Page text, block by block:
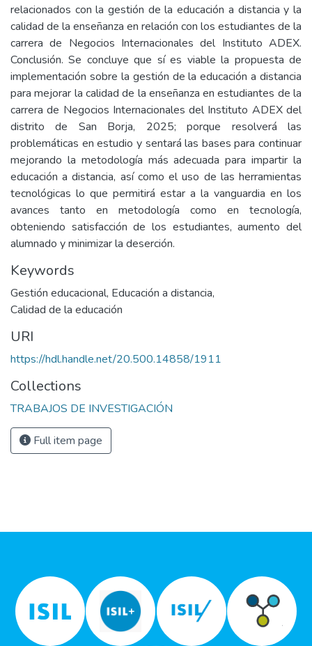
relacionados con la gestión de la educación a distancia y la
calidad de la enseñanza en relación con los estudiantes de la
carrera de Negocios Internacionales del Instituto ADEX.
Conclusión. Se concluye que sí es viable la propuesta de
implementación sobre la gestión de la educación a distancia
para mejorar la calidad de la enseñanza en estudiantes de la
carrera de Negocios Internacionales del Instituto ADEX del
distrito de San Borja, 2025; porque resolverá las
problemáticas en estudio y sentará las bases para continuar
mejorando la metodología más adecuada para impartir la
educación a distancia, así como el uso de las herramientas
tecnológicas lo que permitirá estar a la vanguardia en los
avances tanto en metodología como en tecnología,
obteniendo satisfacción de los estudiantes, aumento del
alumnado y minimizar la deserción.
Keywords
Gestión educacional, Educación a distancia,
Calidad de la educación
URI
https://hdl.handle.net/20.500.14858/1911
Collections
TRABAJOS DE INVESTIGACIÓN
Full item page